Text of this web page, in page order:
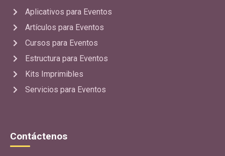
Aplicativos para Eventos
Artículos para Eventos
Cursos para Eventos
Estructura para Eventos
Kits Imprimibles
Servicios para Eventos
Contáctenos